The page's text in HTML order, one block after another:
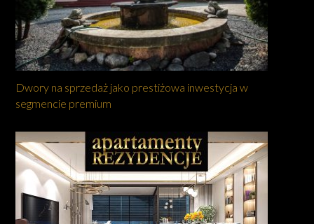
Dwory na sprzedaż jako prestiżowa inwestycja w
segmencie premium